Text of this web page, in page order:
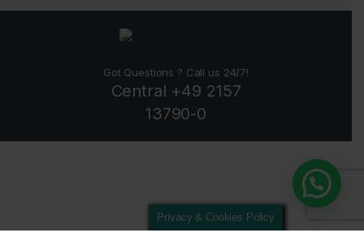
Got Questions ? Call us 24/7!
Central +49 2157
13790-0
Privacy & Cookies Policy